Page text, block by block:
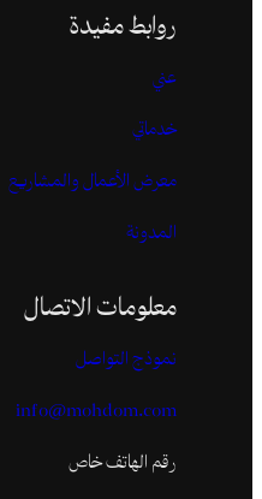
روابط مفيدة
عني
خدماتي
معرض الأعمال والمشاريع
المدونة
معلومات الاتصال
نموذج التواصل
info@mohdom.com
رقم الهاتف خاص